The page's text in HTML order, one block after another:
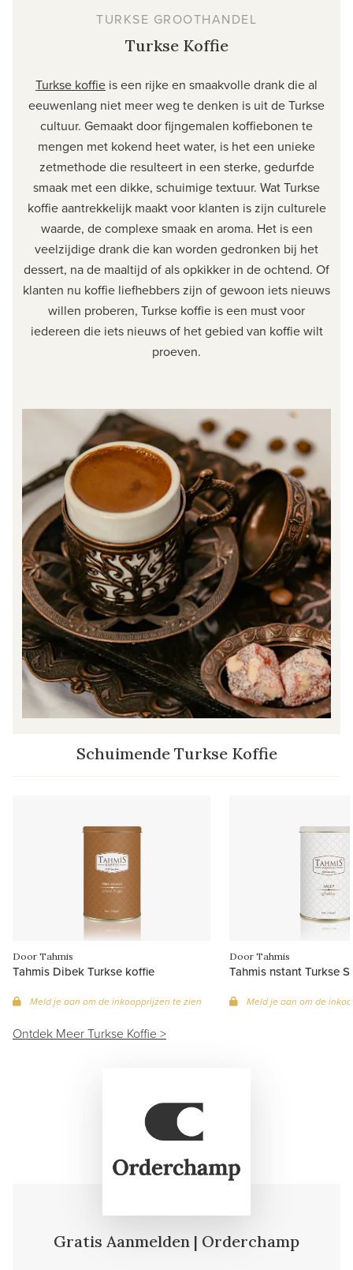
TURKSE GROOTHANDEL
Turkse Koffie
Turkse koffie is een rijke en smaakvolle drank die al
eeuwenlang niet meer weg te denken is uit de Turkse
cultuur. Gemaakt door fijngemalen koffiebonen te
mengen met kokend heet water, is het een unieke
zetmethode die resulteert in een sterke, gedurfde
smaak met een dikke, schuimige textuur. Wat Turkse
koffie aantrekkelijk maakt voor klanten is zijn culturele
waarde, de complexe smaak en aroma. Het is een
veelzijdige drank die kan worden gedronken bij het
dessert, na de maaltijd of als opkikker in de ochtend. Of
klanten nu koffie liefhebbers zijn of gewoon iets nieuws
willen proberen, Turkse koffie is een must voor
iedereen die iets nieuws of het gebied van koffie wilt
proeven.
Schuimende Turkse Koffie
Door Tahmis
Tahmis Dibek Turkse koffie
Meld je aan om de inkoopprijzen te zien
Door Tahmis
Tahmis nstant Turkse
Meld je aan om de
Ontdek Meer Turkse Koffie >
Gratis Aanmelden | Orderchamp